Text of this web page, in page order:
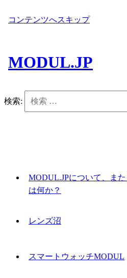
コンテンツへスキップ
MODUL.JP
検索:
MODUL.JPについて、ま
は何か？
レンズ沼
スマートウォッチMODUL